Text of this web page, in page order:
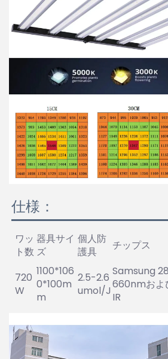
仕様：
ワッ
ト数
器具サイ
ズ
個人防
護具
チップス
720
W
1100*106
0*100m
m
2.5-2.6
umol/J
Samsung
660nmおよ
IR